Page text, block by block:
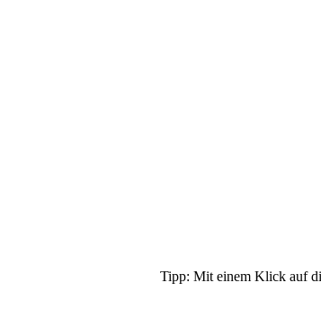
Tipp: Mit einem Klick auf